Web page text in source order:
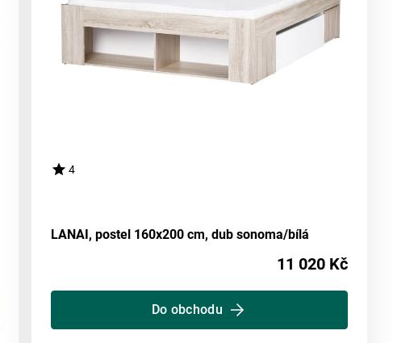
4
LANAI, postel 160x200 cm, dub sonoma/bílá
11 020 Kč
Do obchodu